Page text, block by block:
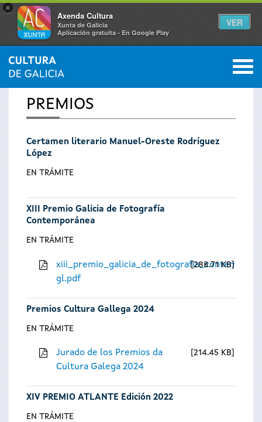
×
Axenda Cultura
Xunta de Galicia
Aplicación gratuíta - En Google Play
VER
Se
encuentra
usted
aquí
INICIO 0
PREMIOS
Certamen literario Manuel-Oreste Rodríguez
López
EN TRÁMITE
XIII Premio Galicia de Fotografía
Contemporánea
EN TRÁMITE
gl.pdf
288.71 KB
Premios Cultura Gallega 2024
EN TRÁMITE
Jurado de los Premios da
Cultura Galega 2024
214.45 KB
XIV PREMIO ATLANTE Edición 2022
EN TRÁMITE